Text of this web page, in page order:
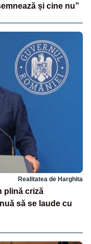
și cine nu”
Realitatea de Harghita
plină criză
să se laude cu